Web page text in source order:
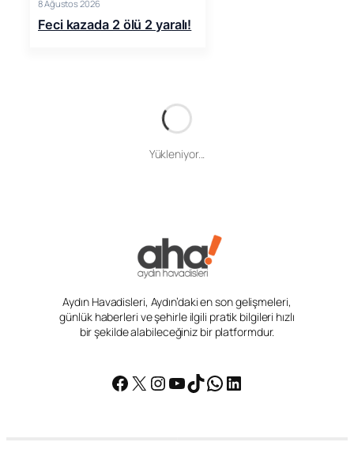
8 Ağustos 2026
Feci kazada 2 ölü 2 yaralı!
Aydın Haber İkizdere Barajı Haziran’da umut verdi